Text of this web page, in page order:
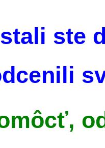
ste